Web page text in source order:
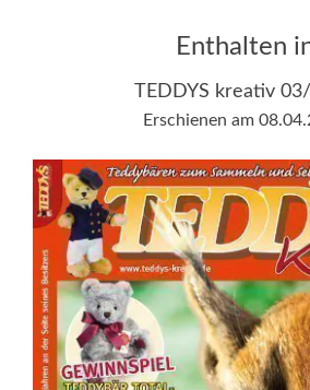
Enthalten
TEDDYS kreativ
Erschienen am